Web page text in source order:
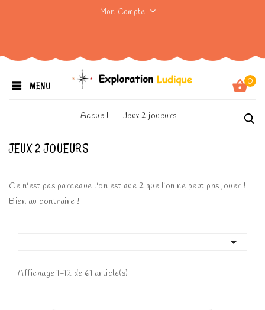
Mon Compte
0
MENU
Accueil Jeux 2 joueurs
JEUX 2 JOUEURS
Ce n'est pas parceque l'on est que 2 que l'on ne peut pas jouer !
Bien au contraire !

Affichage 1-12 de 61 article(s)